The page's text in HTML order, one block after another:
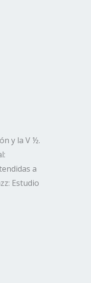
y la V ½.
a
Estudio